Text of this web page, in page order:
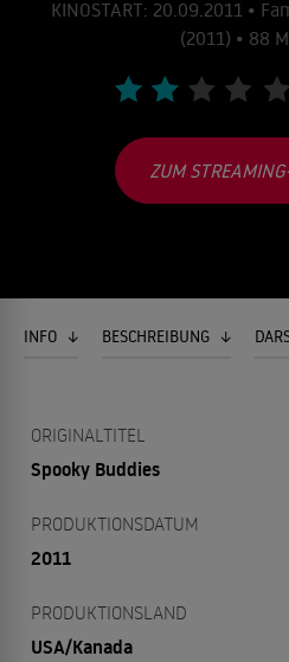
KINOSTART: 20.09.2011 •
(2011) • 88
ZUM
INFO BESCHREIBUNG
ORIGINALTITEL
Spooky Buddies
PRODUKTIONSDATUM
2011
PRODUKTIONSLAND
USA/Kanada